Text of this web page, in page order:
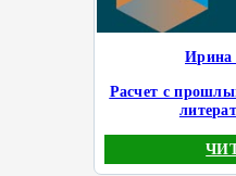
Ирина
Расчет с